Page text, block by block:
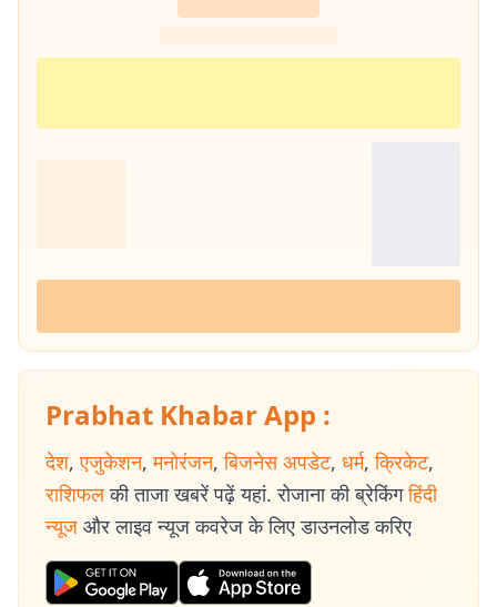
Prabhat Khabar App :
देश, एजुकेशन, मनोरंजन, बिजनेस अपडेट, धर्म, क्रिकेट,
राशिफल की ताजा खबरें पढ़ें यहां. रोजाना की ब्रेकिंग हिंदी
न्यूज और लाइव न्यूज कवरेज के लिए डाउनलोड करिए